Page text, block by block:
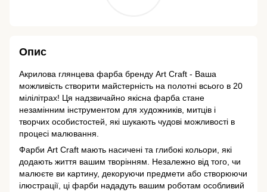
Опис
Акрилова глянцева фарба бренду Art Craft - Ваша
можливість створити майстерність на полотні всього в 20
мілілітрах! Ця надзвичайно якісна фарба стане
незамінним інструментом для художників, митців і
творчих особистостей, які шукають чудові можливості в
процесі малювання.
Фарби Art Craft мають насичені та глибокі кольори, які
додають життя вашим творінням. Незалежно від того, чи
малюєте ви картину, декоруючи предмети або створюючи
ілюстрації, ці фарби нададуть вашим роботам особливий